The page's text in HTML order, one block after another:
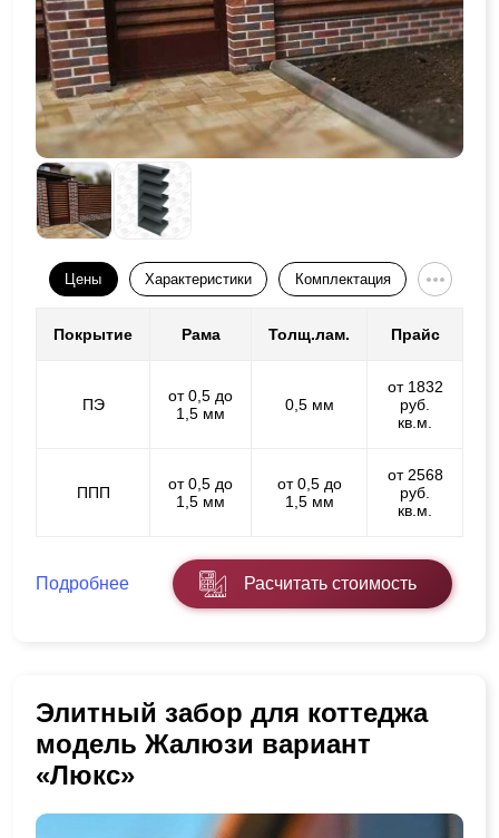
Цены Характеристики Комплектация
Покрытие Рама Толщ.лам. Прайс
ПЭ
от 0,5 до
1,5 мм
0,5 мм
от 1832
руб.
кв.м.
ППП
от 0,5 до
1,5 мм
от 0,5 до
1,5 мм
от 2568
руб.
кв.м.
Подробнее Расчитать стоимость
Элитный забор для коттеджа
модель Жалюзи вариант
«Люкс»